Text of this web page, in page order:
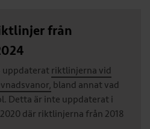
från
uppdaterat riktlinjerna vid
bland annat vad
Detta är inte uppdaterat i
där riktlinjerna från 2018